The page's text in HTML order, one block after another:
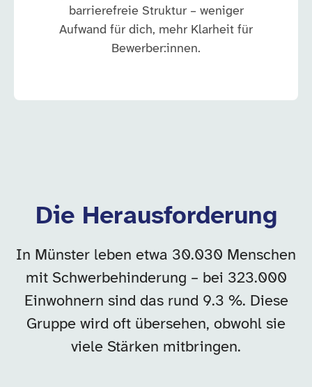
barrierefreie Struktur – weniger
Aufwand für dich, mehr Klarheit für
Bewerber:innen.
Die Herausforderung
In Münster leben etwa 30.030 Menschen
mit Schwerbehinderung – bei 323.000
Einwohnern sind das rund 9.3 %. Diese
Gruppe wird oft übersehen, obwohl sie
viele Stärken mitbringen.